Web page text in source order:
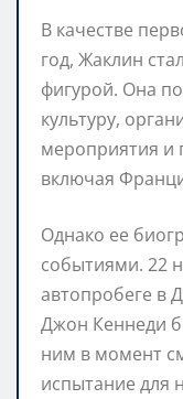
В качестве
год, Жаклин
фигурой. Она
культуру,
мероприятия и
включая
Однако ее
событиями. 22
автопробеге в
Джон Кеннеди
ним в момент
испытание для